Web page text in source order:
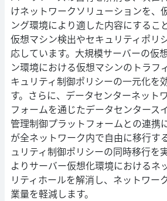
けネットワークソリューションを、
ング環境により適した内容にするこ
仮想マシン検出やセキュリティポリ
応しています。大規模サーバーの仮
ン環境における仮想マシンのトラフ
キュリティ制御ポリシーの一元化を
す。さらに、データセンターネット
フォームを通じたデータセンタース
管理制御プラットフォームとの連携
が全ネットワーク内で自由に移行す
ュリティ制御ポリシーの同時移行を
よりサーバー仮想化環境におけるネ
リティホールを解消し、ネットワー
業量を軽減します。